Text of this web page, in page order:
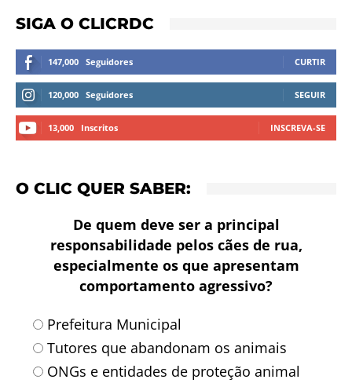
SIGA O CLICRDC
147,000 Seguidores CURTIR
120,000 Seguidores SEGUIR
13,000 Inscritos INSCREVA-SE
O CLIC QUER SABER:
De quem deve ser a principal
responsabilidade pelos cães de rua,
especialmente os que apresentam
comportamento agressivo?
Prefeitura Municipal
Tutores que abandonam os animais
ONGs e entidades de proteção animal